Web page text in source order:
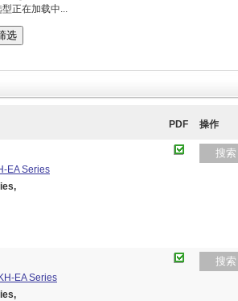
正在加载中...
PDF 操作
EA Series
搜索
EA Series
搜索